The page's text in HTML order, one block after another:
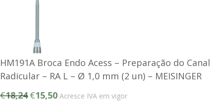
HM191A Broca Endo Acess – Preparação do Canal
Radicular – RA L – Ø 1,0 mm (2 un) – MEISINGER
€18,24 O
€15,50OAcresce IVA em vigor